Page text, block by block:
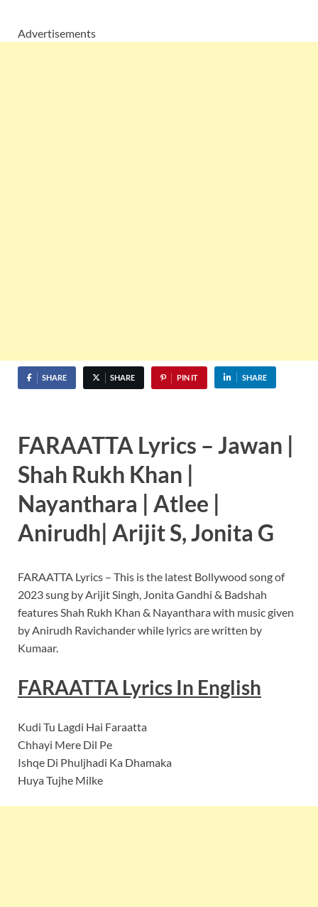
Advertisements
SHARE SHARE PIN IT SHARE
FARAATTA Lyrics – Jawan |
Shah Rukh Khan |
Nayanthara | Atlee |
Anirudh| Arijit S, Jonita G
FARAATTA Lyrics – This is the latest Bollywood song of
2023 sung by Arijit Singh, Jonita Gandhi & Badshah
features Shah Rukh Khan & Nayanthara with music given
by Anirudh Ravichander while lyrics are written by
Kumaar.
FARAATTA Lyrics In English
Kudi Tu Lagdi Hai Faraatta
Chhayi Mere Dil Pe
Ishqe Di Phuljhadi Ka Dhamaka
Huya Tujhe Milke